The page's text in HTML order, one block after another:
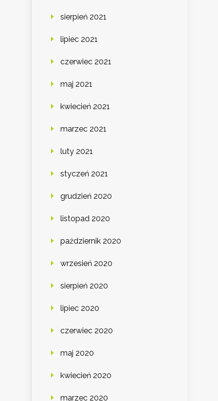
sierpień 2021
lipiec 2021
czerwiec 2021
maj 2021
kwiecień 2021
marzec 2021
luty 2021
styczeń 2021
grudzień 2020
listopad 2020
październik 2020
wrzesień 2020
sierpień 2020
lipiec 2020
czerwiec 2020
maj 2020
kwiecień 2020
marzec 2020